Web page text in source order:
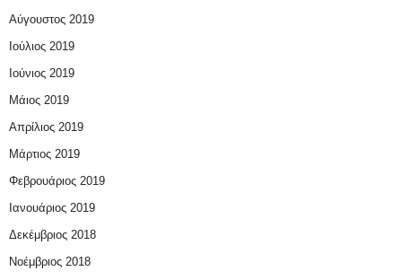
Αύγουστος 2019
Ιούλιος 2019
Ιούνιος 2019
Μάιος 2019
Απρίλιος 2019
Μάρτιος 2019
Φεβρουάριος 2019
Ιανουάριος 2019
Δεκέμβριος 2018
Νοέμβριος 2018